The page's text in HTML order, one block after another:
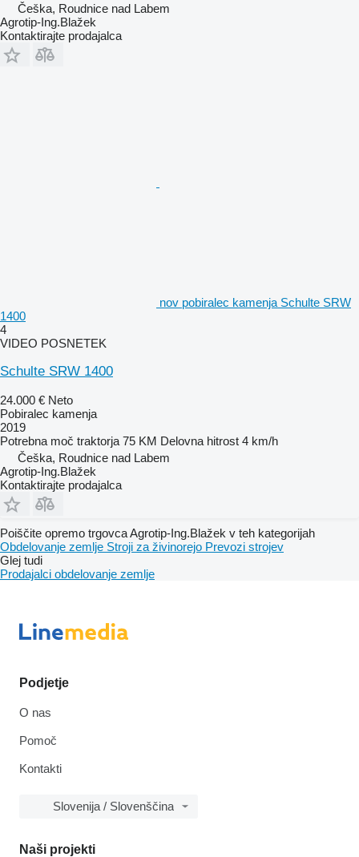
Češka, Roudnice nad Labem
Agrotip-Ing.Blažek
Kontaktirajte prodajalca
nov pobiralec kamenja Schulte SRW
1400
4
VIDEO POSNETEK
Schulte SRW 1400
24.000 € Neto
Pobiralec kamenja
2019
Potrebna moč traktorja 75 KM Delovna hitrost 4 km/h
Češka, Roudnice nad Labem
Agrotip-Ing.Blažek
Kontaktirajte prodajalca
Poiščite opremo trgovca Agrotip-Ing.Blažek v teh kategorijah
Obdelovanje zemlje Stroji za živinorejo Prevozi strojev
Glej tudi
Prodajalci obdelovanje zemlje
Podjetje
O nas
Pomoč
Kontakti
Slovenija / Slovenščina
Naši projekti